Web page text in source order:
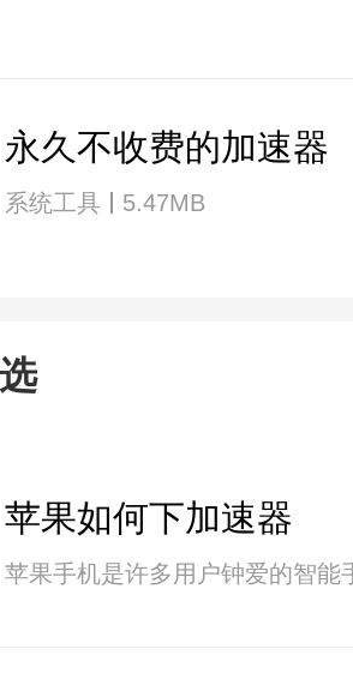
永久不收费的加速器
系统工具 5.47MB
苹果如何下加速器
苹果手机是许多用户钟爱的智